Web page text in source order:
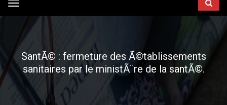
Toggle
navigation
SantÃ© : fermeture des Ã©tablissements
sanitaires par le ministÃ¨re de la santÃ©.